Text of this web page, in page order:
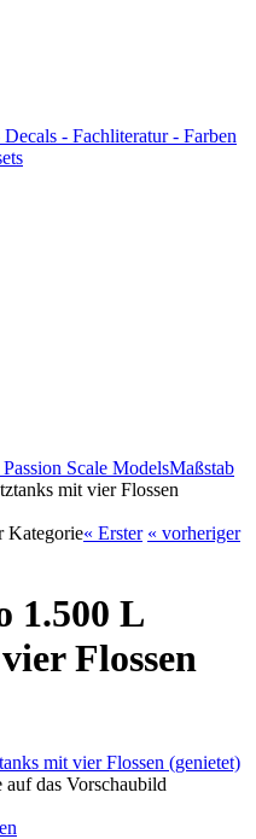
Passion Scale ModelsMaßstab
mit vier Flossen
Kategorie« Erster « vorheriger
1.500 L
Flossen
das Vorschaubild